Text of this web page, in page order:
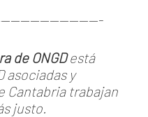
de ONGDestá
asociadas y
Cantabria trabajan
justo.